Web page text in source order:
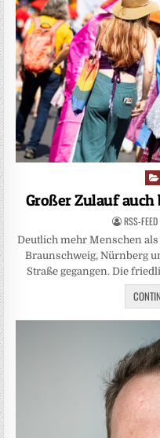
in
Großer Zulauf auch
RSS-FEED
Deutlich mehr Menschen
Braunschweig, Nürnberg
Straße gegangen. Die